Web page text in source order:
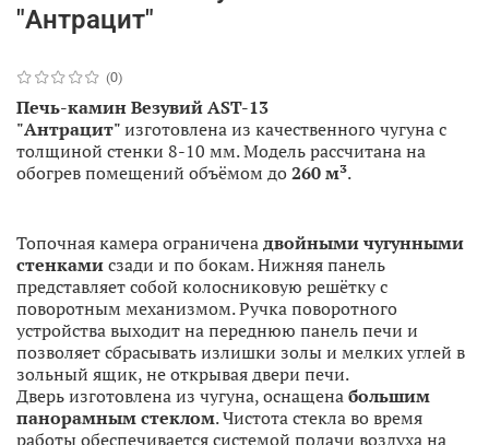
(0)
"Антрацит"
Печь-каминВезувий АST-13
"Антрацит"изготовлена из качественного чугуна с
толщиной стенки 8-10 мм. Модель рассчитана на
обогрев помещений объёмом до260 м³.
Топочная камера ограниченадвойными чугунными
стенкамисзади и по бокам. Нижняя панель
представляет собой колосниковую решётку с
поворотным механизмом. Ручка поворотного
устройства выходит на переднюю панель печи и
позволяет сбрасывать излишки золы и мелких углей в
зольный ящик, не открывая двери печи.
Дверь изготовлена из чугуна, оснащенабольшим
панорамным стеклом. Чистота стекла во время
работы обеспечивается системой подачи воздуха на